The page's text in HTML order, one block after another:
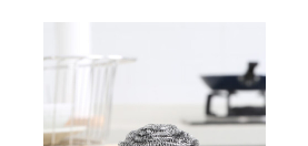
美的 海尔
艾美特